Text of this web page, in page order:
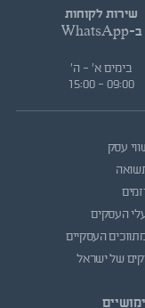
שירות לקוחות
ב-WhatsApp
בימים א' - ה'
09:00 - 15:00
עסק
העסקים
העסקיים
של ישראל